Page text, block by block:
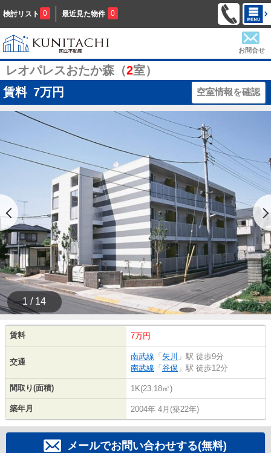
検討リスト 0 最近見た物件 0
お問合せ
レオパレスおたか森（2室）
賃料 7万円 空室情報を確認
1 / 14
賃料 7万円
交通
南武線 「 矢川 」駅 徒歩9分
南武線 「 谷保 」駅 徒歩12分
間取り(面積) 1K(23.18㎡)
築年月 2004年 4月(築22年)
メールでお問い合わせする(無料)